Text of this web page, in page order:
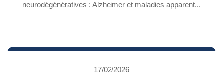
neurodégénératives : Alzheimer et maladies apparent...
17/02/2026